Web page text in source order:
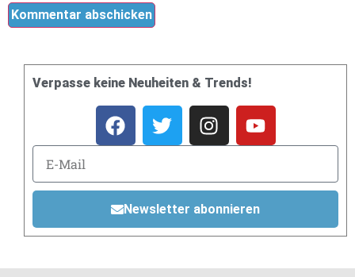
Verpasse keine Neuheiten & Trends!
Newsletter abonnieren